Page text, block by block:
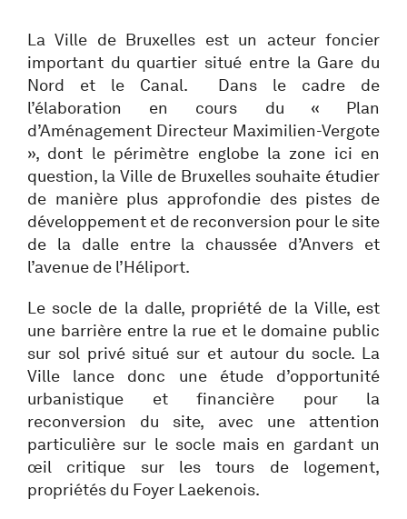
La Ville de Bruxelles est un acteur foncier
important du quartier situé entre la Gare du
Nord et le Canal. Dans le cadre de
l’élaboration en cours du « Plan
d’Aménagement Directeur Maximilien-Vergote
», dont le périmètre englobe la zone ici en
question, la Ville de Bruxelles souhaite étudier
de manière plus approfondie des pistes de
développement et de reconversion pour le site
de la dalle entre la chaussée d’Anvers et
l’avenue de l’Héliport.
Le socle de la dalle, propriété de la Ville, est
une barrière entre la rue et le domaine public
sur sol privé situé sur et autour du socle. La
Ville lance donc une étude d’opportunité
urbanistique et financière pour la
reconversion du site, avec une attention
particulière sur le socle mais en gardant un
œil critique sur les tours de logement,
propriétés du Foyer Laekenois.